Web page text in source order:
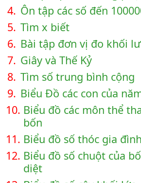
4. Ôn tập các số đến
5. Tìm x biết
6. Bài tập đơn vị đo khối
7. Giây và Thế Kỷ
8. Tìm số trung bình cộng
9. Biểu Đồ các con của
10. Biểu đồ các môn thể
bốn
11. Biểu đồ số thóc gia
12. Biểu đồ số chuột của
diệt